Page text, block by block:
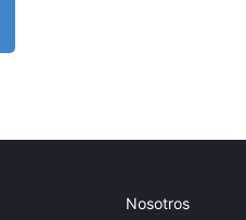
Nosotros